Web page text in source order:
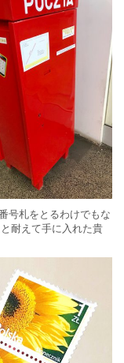
号札をとるわけでもな
耐えて手に入れた貴